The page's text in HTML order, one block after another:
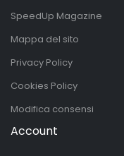
SpeedUp Magazine
Mappa del sito
Privacy Policy
Cookies Policy
Modifica consensi
Account